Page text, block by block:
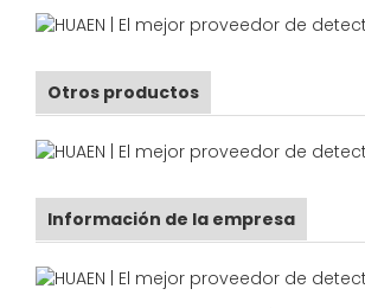
Otros productos
Información de la empresa